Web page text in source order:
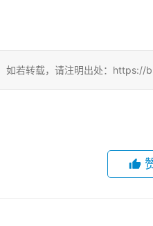
如若转载，请注明出处：